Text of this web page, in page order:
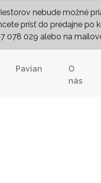
nebude možné
prísť do predajne
078 029 alebo na
Pavian
O
nás